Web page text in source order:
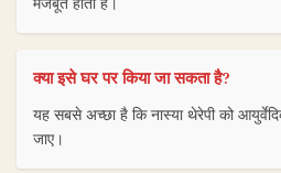
क्या इसे घर पर किया जा सकता है?
यह सबसे अच्छा है कि नास्या थेरेपी को
जाए।